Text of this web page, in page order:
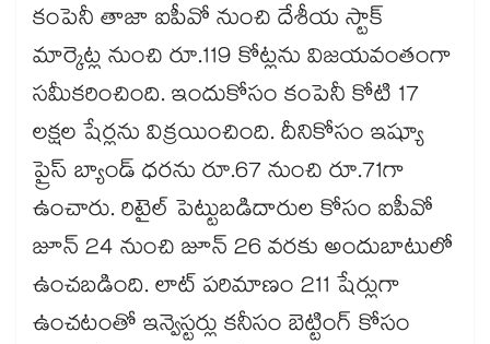
కంపెనీ తాజా ఐపీవో నుంచి దేశీయ స్టాక్
మార్కెట్ల నుంచి రూ.119 కోట్లను విజయవంతంగా
సమీకరించింది. ఇందుకోసం కంపెనీ కోటి 17
లక్షల షేర్లను విక్రయించింది. దీనికోసం ఇష్యూ
ప్రైస్ బ్యాండ్ ధరను రూ.67 నుంచి రూ.71గా
ఉంచారు. రిటైల్ పెట్టుబడిదారుల కోసం ఐపీవో
జూన్ 24 నుంచి జూన్ 26 వరకు అందుబాటులో
ఉంచబడింది. లాట్ పరిమాణం 211 షేర్లుగా
ఉంచటంతో ఇన్వెస్టర్లు కనీసం బెట్టింగ్ కోసం